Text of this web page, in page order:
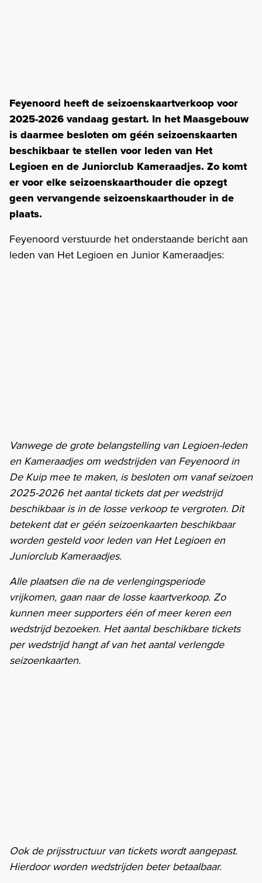
Feyenoord heeft de seizoenskaartverkoop voor
2025-2026 vandaag gestart. In het Maasgebouw
is daarmee besloten om géén seizoenskaarten
beschikbaar te stellen voor leden van Het
Legioen en de Juniorclub Kameraadjes. Zo komt
er voor elke seizoenskaarthouder die opzegt
geen vervangende seizoenskaarthouder in de
plaats.
Feyenoord verstuurde het onderstaande bericht aan
leden van Het Legioen en Junior Kameraadjes:
Vanwege de grote belangstelling van Legioen-leden
en Kameraadjes om wedstrijden van Feyenoord in
De Kuip mee te maken, is besloten om vanaf seizoen
2025-2026 het aantal tickets dat per wedstrijd
beschikbaar is in de losse verkoop te vergroten. Dit
betekent dat er géén seizoenkaarten beschikbaar
worden gesteld voor leden van Het Legioen en
Juniorclub Kameraadjes.
Alle plaatsen die na de verlengingsperiode
vrijkomen, gaan naar de losse kaartverkoop. Zo
kunnen meer supporters één of meer keren een
wedstrijd bezoeken. Het aantal beschikbare tickets
per wedstrijd hangt af van het aantal verlengde
seizoenkaarten.
Ook de prijsstructuur van tickets wordt aangepast.
Hierdoor worden wedstrijden beter betaalbaar.